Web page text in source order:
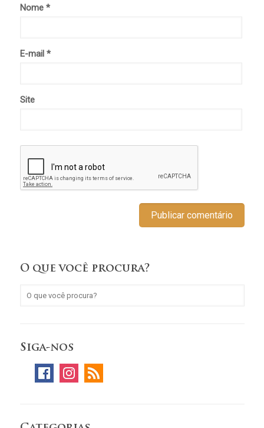
Nome *
E-mail *
Site
O que você procura?
Siga-nos